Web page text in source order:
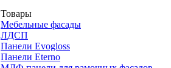
Товары
Мебельные фасады
ЛДСП
Панели Evogloss
Панели Eterno